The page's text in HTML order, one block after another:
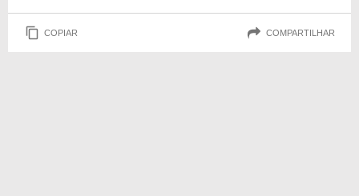
COPIAR COMPARTILHAR